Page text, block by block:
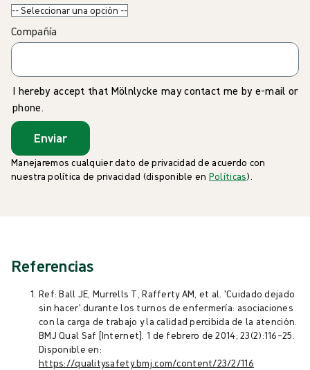
Compañía
I hereby accept that Mölnlycke may contact me by e-mail or
phone.
Enviar
Manejaremos cualquier dato de privacidad de acuerdo con
nuestra política de privacidad (disponible en Políticas).
Referencias
Ref: Ball JE, Murrells T, Rafferty AM, et al. 'Cuidado dejado
sin hacer' durante los turnos de enfermería: asociaciones
con la carga de trabajo y la calidad percibida de la atención.
BMJ Qual Saf [Internet]. 1 de febrero de 2014; 23(2):116–25.
Disponible en:
https://qualitysafety.bmj.com/content/23/2/116